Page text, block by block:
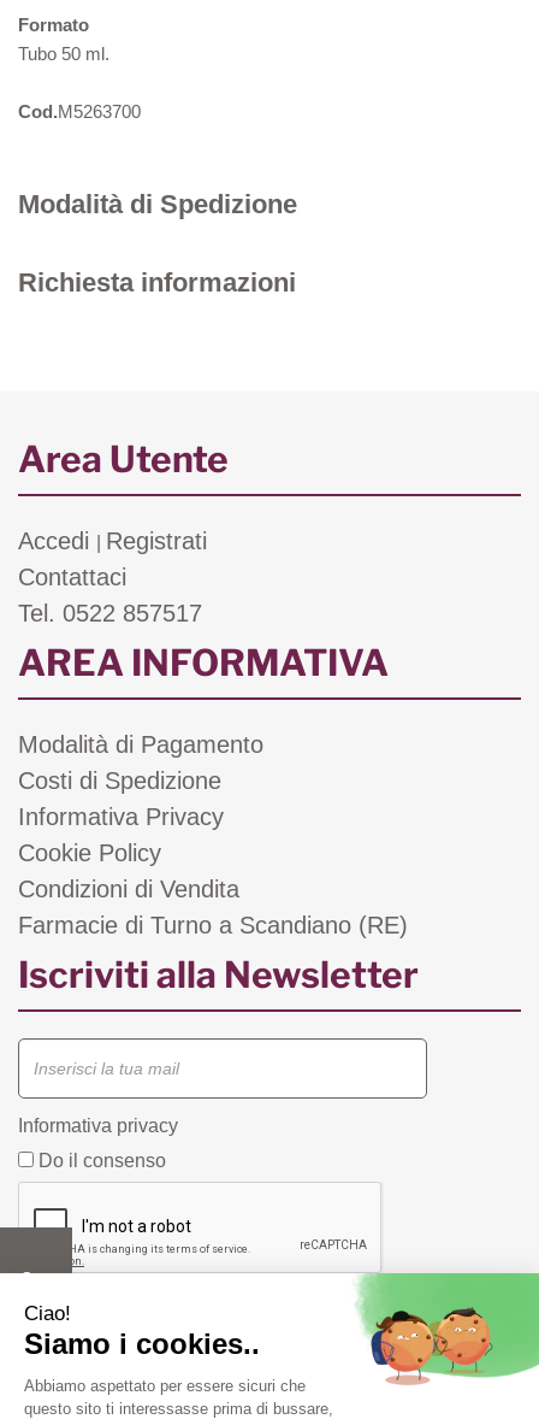
Formato
Tubo 50 ml.
Cod.M5263700
Modalità di Spedizione
Richiesta informazioni
Area Utente
Accedi
Registrati
Contattaci
Tel. 0522 857517
AREA INFORMATIVA
Modalità di Pagamento
Costi di Spedizione
Informativa Privacy
Cookie Policy
Condizioni di Vendita
Farmacie di Turno a Scandiano (RE)
Iscriviti alla Newsletter
Informativa privacy
Do il consenso